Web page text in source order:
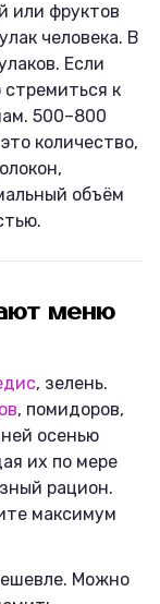
или фруктов
человека. В
Если
к
500–800
количество,
объём
меню
, зелень.
, помидоров,
осенью
их по мере
рацион.
максимум
Можно